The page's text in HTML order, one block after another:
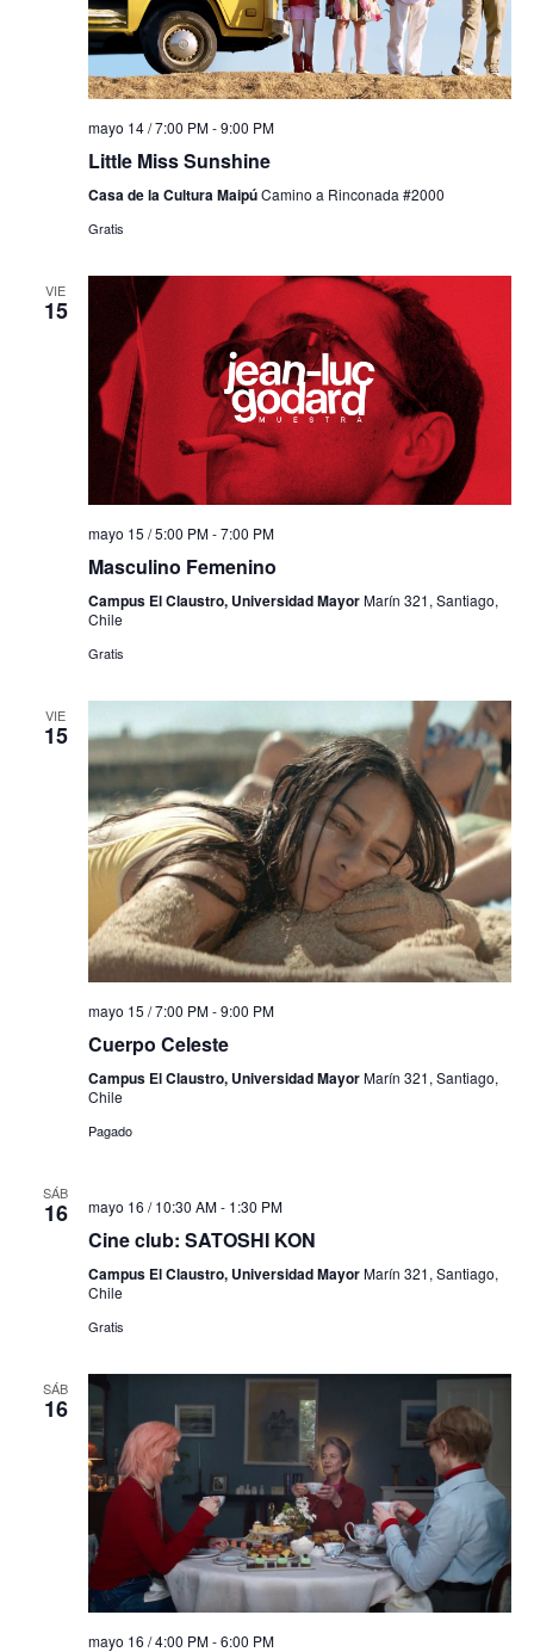
mayo 14 / 7:00 PM-9:00 PM
Little Miss Sunshine
Casa de la Cultura MaipúCamino a Rinconada #2000
Gratis
VIE
15
mayo 15 / 5:00 PM-7:00 PM
Masculino Femenino
Campus El Claustro, Universidad MayorMarín 321, Santiago,
Chile
Gratis
VIE
15
mayo 15 / 7:00 PM-9:00 PM
Cuerpo Celeste
Campus El Claustro, Universidad MayorMarín 321, Santiago,
Chile
Pagado
SÁB
16 mayo 16 / 10:30 AM- 1:30 PM
Cine club: SATOSHI KON
Campus El Claustro, Universidad MayorMarín 321, Santiago,
Chile
Gratis
SÁB
16
mayo 16 / 4:00 PM-6:00 PM